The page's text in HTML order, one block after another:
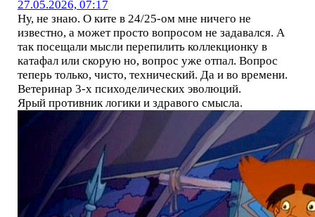
27.05.2026, 07:17
Ну, не знаю. О ките в 24/25-ом мне ничего не
известно, а может просто вопросом не задавался. А
так посещали мысли перепилить коллекционку в
катафал или скорую но, вопрос уже отпал. Вопрос
теперь только, чисто, технический. Да и во времени.
Ветеринар 3-х психоделических эволюций.
Ярый противник логики и здравого смысла.